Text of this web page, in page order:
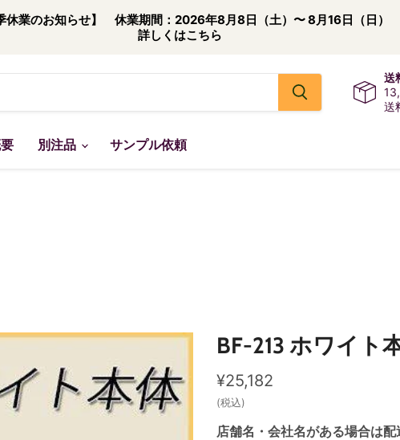
休業のお知らせ】 休業期間：2026年8月8日（土）〜 8月16日（日）
詳しくはこちら
送
送
別注品 サンプル依頼
BF-213 ホワイト
現在の価格
¥25,182
(税込)
店舗名・会社名がある場合は